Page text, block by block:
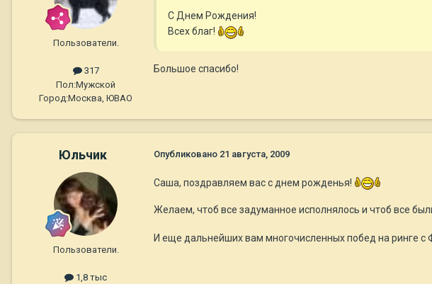
Пользователи.
317
Пол:Мужской
Город:Москва, ЮВАО
С Днем Рождения!
Всех благ!
Большое спасибо!
Юльчик
Пользователи.
1,8 тыс
Опубликовано 21 августа, 2009
Саша, поздравляем вас с днем рожденья!
Желаем, чтоб все задуманное исполнялось и чтоб все
И еще дальнейших вам многочисленных побед на ринге с